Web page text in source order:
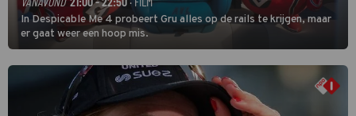
In Despicable Me 4 probeert Gru alles op de rails te krijgen, maar
er gaat weer een hoop mis.